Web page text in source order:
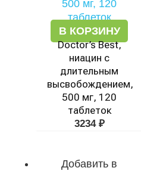
В КОРЗИНУ
Doctor’s Best,
ниацин с
длительным
высвобождением,
500 мг, 120
таблеток
3234 ₽
Добавить в